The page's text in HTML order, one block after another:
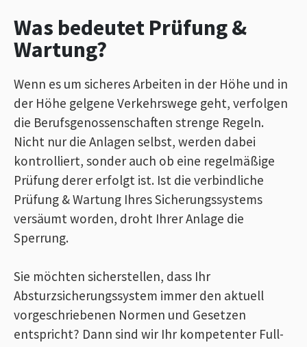
Was bedeutet Prüfung &
Wartung?
Wenn es um sicheres Arbeiten in der Höhe und in
der Höhe gelgene Verkehrswege geht, verfolgen
die Berufsgenossenschaften strenge Regeln.
Nicht nur die Anlagen selbst, werden dabei
kontrolliert, sonder auch ob eine regelmäßige
Prüfung derer erfolgt ist. Ist die verbindliche
Prüfung & Wartung Ihres Sicherungssystems
versäumt worden, droht Ihrer Anlage die
Sperrung.
Sie möchten sicherstellen, dass Ihr
Absturzsicherungssystem immer den aktuell
vorgeschriebenen Normen und Gesetzen
entspricht? Dann sind wir Ihr kompetenter Full-